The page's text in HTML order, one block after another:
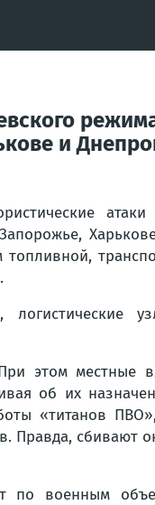
и
атаки
этом местные
об их
«титанов
Правда, сбивают
по военным